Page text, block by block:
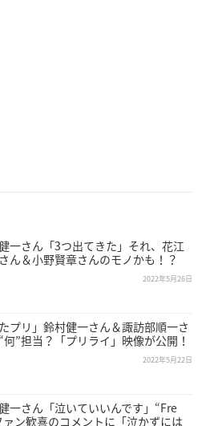
一さん「3つ出てきた」それ、花江
ん＆小野賢章さんのモノかも！？
2022年5月26日
たプリ」鈴村健一さん＆諏訪部順一さ
何”担当？「プリライ」映像が公開！
2022年5月22日
一さん「泣いていいんです」“Fre
ン歓喜のコメントに「泣かずには